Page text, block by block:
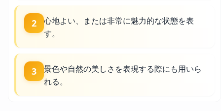
2
心地よい、または非常に魅力的な状態を表
す。
3
景色や自然の美しさを表現する際にも用いら
れる。